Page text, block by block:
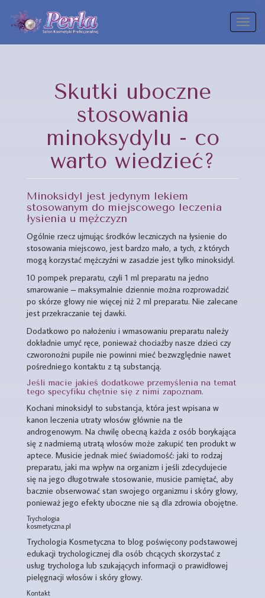
Skutki uboczne
stosowania
minoksydylu - co
warto wiedzieć?
Minoksidyl jest jedynym lekiem
stosowanym do miejscowego leczenia
łysienia u mężczyzn
Ogólnie rzecz ujmując środków leczniczych na łysienie do
stosowania miejscowo, jest bardzo mało, a tych, z których
mogą korzystać mężczyźni w zasadzie jest tylko minoksidyl.
10 pompek preparatu, czyli 1 ml preparatu na jedno
smarowanie – maksymalnie dziennie można rozprowadzić
po skórze głowy nie więcej niż 2 ml preparatu. Nie zalecane
jest przekraczanie tej dawki.
Dodatkowo po nałożeniu i wmasowaniu preparatu należy
dokładnie umyć ręce, ponieważ chociażby nasze dzieci czy
czworonożni pupile nie powinni mieć bezwzględnie nawet
pośredniego kontaktu z tą substancją.
Jeśli macie jakieś dodatkowe przemyślenia na temat
tego specyfiku chętnie się z nimi zapoznam.
Kochani minoksidyl to substancja, która jest wpisana w
kanon leczenia utraty włosów głównie na tle
androgenowym. Na chwilę obecną każda z osób borykająca
się z nadmierną utratą włosów może zakupić ten produkt w
aptece. Musicie jednak mieć świadomość: jaki to rodzaj
preparatu, jaki ma wpływ na organizm i jeśli zdecydujecie
się na jego długotrwałe stosowanie, musicie pamiętać, aby
bacznie obserwować stan swojego organizmu i skóry głowy,
ponieważ jego efekty uboczne nie są dla zdrowia obojętne.
Trychologia
kosmetyczna.pl
Trychologia Kosmetyczna to blog poświęcony podstawowej
edukacji trychologicznej dla osób chcących skorzystać z
usług trychologa lub szukających informacji o prawidłowej
pielęgnacji włosów i skóry głowy.
Kontakt